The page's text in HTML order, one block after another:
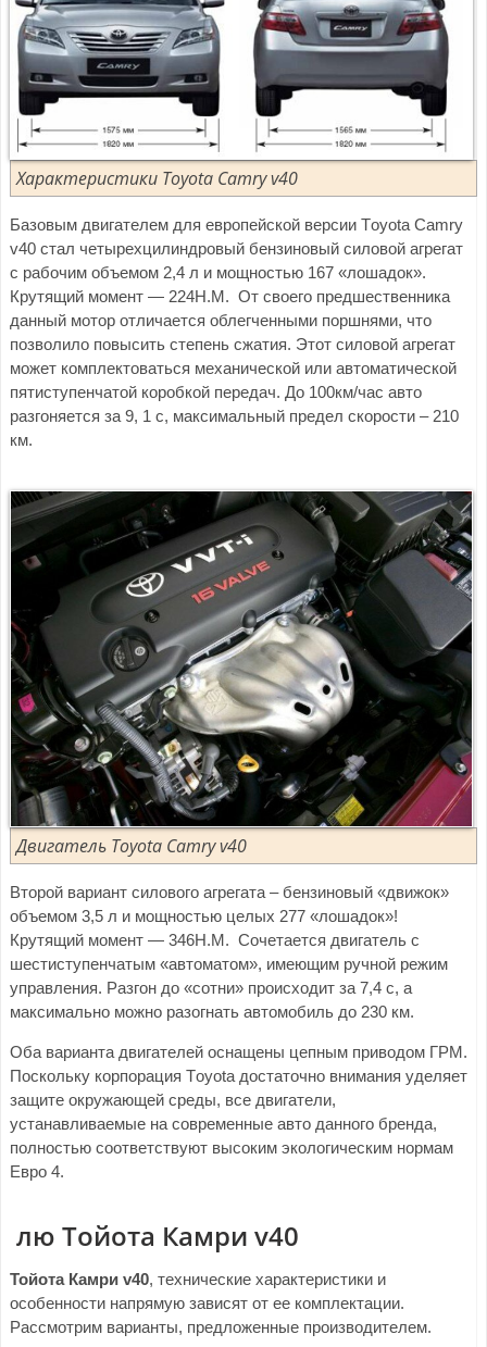
Характеристики Тoyota Сamry v40
Базовым двигателем для европейской версии Тoyota Сamry
v40 стал четырехцилиндровый бензиновый силовой агрегат
с рабочим объемом 2,4 л и мощностью 167 «лошадок».
Крутящий момент — 224Н.М. От своего предшественника
данный мотор отличается облегченными поршнями, что
позволило повысить степень сжатия. Этот силовой агрегат
может комплектоваться механической или автоматической
пятиступенчатой коробкой передач. До 100км/час авто
разгоняется за 9, 1 с, максимальный предел скорости – 210
км.
Двигатель Тoyota Сamry v40
Второй вариант силового агрегата – бензиновый «движок»
объемом 3,5 л и мощностью целых 277 «лошадок»!
Крутящий момент — 346Н.М. Сочетается двигатель с
шестиступенчатым «автоматом», имеющим ручной режим
управления. Разгон до «сотни» происходит за 7,4 с, а
максимально можно разогнать автомобиль до 230 км.
Оба варианта двигателей оснащены цепным приводом ГРМ.
Поскольку корпорация Тoyota достаточно внимания уделяет
защите окружающей среды, все двигатели,
устанавливаемые на современные авто данного бренда,
полностью соответствуют высоким экологическим нормам
Евро 4.
лю Тойота Камри v40
Тойота Камри v40, технические характеристики и
особенности напрямую зависят от ее комплектации.
Рассмотрим варианты, предложенные производителем.